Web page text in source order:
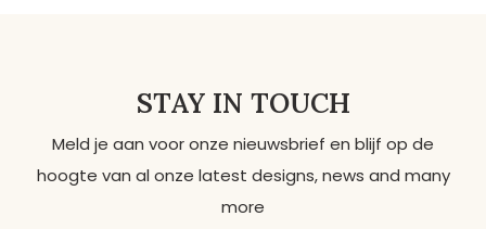
STAY IN TOUCH
Meld je aan voor onze nieuwsbrief en blijf op de
hoogte van al onze latest designs, news and many
more